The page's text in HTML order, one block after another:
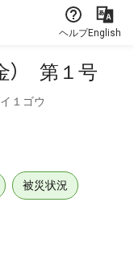
ヘルプEnglish
） 第１号
１ゴウ
被災状況